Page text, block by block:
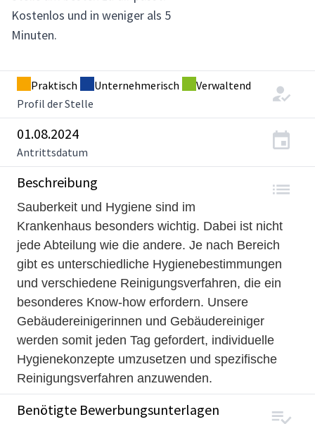
Kostenlos und in weniger als 5
Minuten.
Praktisch Unternehmerisch
Verwaltend
Profil der Stelle
01.08.2024
Antrittsdatum
Beschreibung
Sauberkeit und Hygiene sind im
Krankenhaus besonders wichtig. Dabei ist nicht
jede Abteilung wie die andere. Je nach Bereich
gibt es unterschiedliche Hygienebestimmungen
und verschiedene Reinigungsverfahren, die ein
besonderes Know-how erfordern. Unsere
Gebäudereinigerinnen und Gebäudereiniger
werden somit jeden Tag gefordert, individuelle
Hygienekonzepte umzusetzen und spezifische
Reinigungsverfahren anzuwenden.
Benötigte Bewerbungsunterlagen